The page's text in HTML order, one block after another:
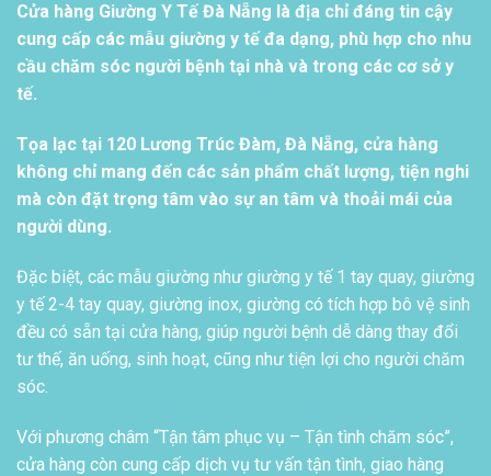
Cửa hàng Giường Y Tế Đà Nẵng là địa chỉ đáng tin cậy
cung cấp các mẫu giường y tế đa dạng, phù hợp cho nhu
cầu chăm sóc người bệnh tại nhà và trong các cơ sở y
tế.
Tọa lạc tại 120 Lương Trúc Đàm, Đà Nẵng, cửa hàng
không chỉ mang đến các sản phẩm chất lượng, tiện nghi
mà còn đặt trọng tâm vào sự an tâm và thoải mái của
người dùng.
Đặc biệt, các mẫu giường như giường y tế 1 tay quay, giường
y tế 2-4 tay quay, giường inox, giường có tích hợp bô vệ sinh
đều có sẵn tại cửa hàng, giúp người bệnh dễ dàng thay đổi
tư thế, ăn uống, sinh hoạt, cũng như tiện lợi cho người chăm
sóc.
Với phương châm “Tận tâm phục vụ – Tận tình chăm sóc”,
cửa hàng còn cung cấp dịch vụ tư vấn tận tình, giao hàng